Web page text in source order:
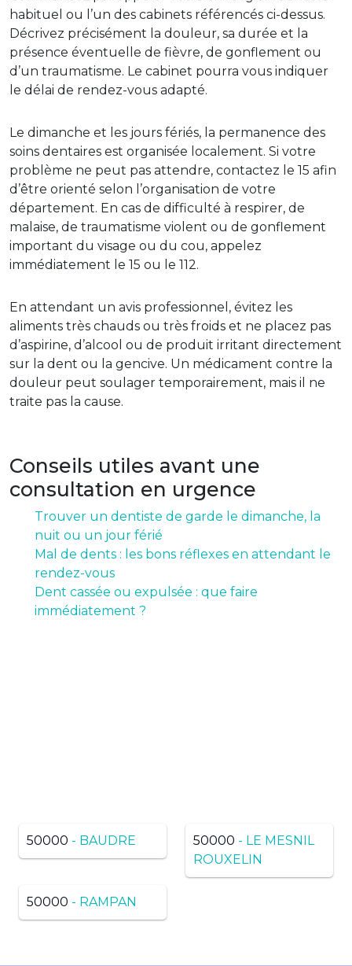
habituel ou l’un des cabinets référencés ci-dessus.
Décrivez précisément la douleur, sa durée et la
présence éventuelle de fièvre, de gonflement ou
d’un traumatisme. Le cabinet pourra vous indiquer
le délai de rendez-vous adapté.
Le dimanche et les jours fériés, la permanence des
soins dentaires est organisée localement. Si votre
problème ne peut pas attendre, contactez le 15 afin
d’être orienté selon l’organisation de votre
département. En cas de difficulté à respirer, de
malaise, de traumatisme violent ou de gonflement
important du visage ou du cou, appelez
immédiatement le 15 ou le 112.
En attendant un avis professionnel, évitez les
aliments très chauds ou très froids et ne placez pas
d’aspirine, d’alcool ou de produit irritant directement
sur la dent ou la gencive. Un médicament contre la
douleur peut soulager temporairement, mais il ne
traite pas la cause.
Conseils utiles avant une
consultation en urgence
Trouver un dentiste de garde le dimanche, la
nuit ou un jour férié
Mal de dents : les bons réflexes en attendant le
rendez-vous
Dent cassée ou expulsée : que faire
immédiatement ?
50000 - BAUDRE 50000 - LE MESNIL
ROUXELIN
50000 - RAMPAN